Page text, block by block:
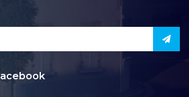
acebook